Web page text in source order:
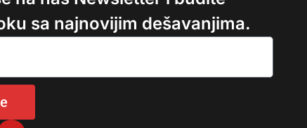
sa najnovijim dešavanjima.